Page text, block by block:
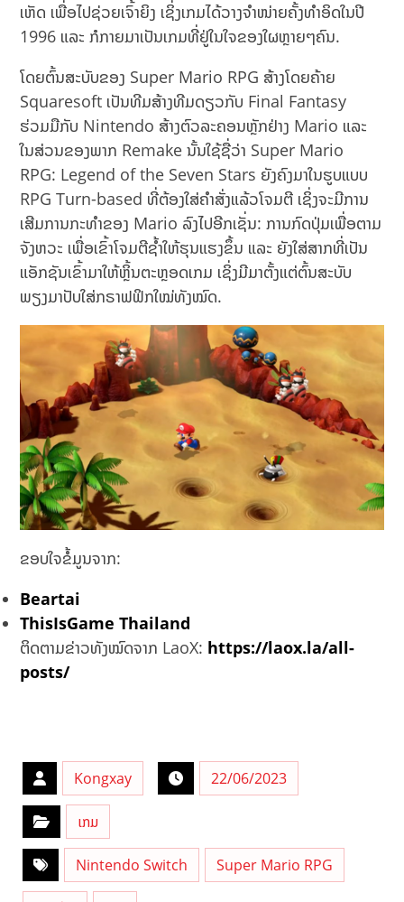
ເຫັດ ເພື່ອໄປຊ່ວຍເຈົ້າຍິງ ເຊິ່ງເກມໄດ້ວາງຈຳໜ່າຍຄັ້ງທຳອິດໃນປີ
1996 ແລະ ກໍກາຍມາເປັນເກມທີ່ຢູ່ໃນໃຈຂອງໃຜຫຼາຍໆຄົນ.
ໂດຍຕົ້ນສະບັບຂອງ Super Mario RPG ສ້າງໂດຍຄ້າຍ
Squaresoft ເປັນທີມສ້າງທີມດຽວກັບ Final Fantasy
ຮ່ວມມືກັບ Nintendo ສ້າງຕົວລະຄອນຫຼັກຢ່າງ Mario ແລະ
ໃນສ່ວນຂອງພາກ Remake ນັ້ນໃຊ້ຊື່ວ່າ Super Mario
RPG: Legend of the Seven Stars ຍັງຄົງມາໃນຮູບແບບ
RPG Turn-based ທີ່ຕ້ອງໃສ່ຄຳສັ່ງແລ້ວໂຈມຕີ ເຊິ່ງຈະມີການ
ເສີມການກະທຳຂອງ Mario ລົງໄປອີກເຊັ່ນ: ການກົດປຸ່ມເພື່ອຕາມ
ຈັງຫວະ ເພື່ອເຂົ້າໂຈມຕີຊ້ຳໃຫ້ຮຸນແຮງຂຶ້ນ ແລະ ຍັງໃສ່ສາກທີ່ເປັນ
ແອັກຊັນເຂົ້າມາໃຫ້ຫຼິ້ນຕະຫຼອດເກມ ເຊິ່ງມີມາຕັ້ງແຕ່ຕົ້ນສະບັບ
ພຽງມາປັບໃສ່ກຣາຟຟິກໃໝ່ທັງໝົດ.
ຂອບໃຈຂໍ້ມູນຈາກ:
Beartai
ThisIsGame Thailand
ຕິດຕາມຂ່າວທັງໝົດຈາກ LaoX: https://laox.la/all-
posts/
Kongxay 22/06/2023
ເກມ
Nintendo Switch Super Mario RPG